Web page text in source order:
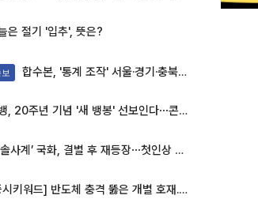
은 절기 '입추', 뜻은?
합수본, '통계 조작' 서울·경기·충북 선관위 등 추가 압수수색
빅뱅, 20주년 기념 '새 뱅봉' 선보인다⋯콘서트 앞두고 팝업 개최
‘나솔사계’ 국화, 결별 후 재등장⋯첫인상 투표 휩쓸고 ‘인기녀’ 등극
[증시키워드] 반도체 충격 뚫은 개별 호재...포스코퓨처엠·에코프로·한화솔루션 '눈길'